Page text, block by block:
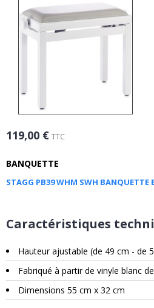
119,00 € TTC
BANQUETTE
STAGG PB39 WHM SWH BANQUETTE
Caractéristiques
Hauteur ajustable (de 49 cm - de
Fabriqué à partir de vinyle blanc
Dimensions 55 cm x 32 cm